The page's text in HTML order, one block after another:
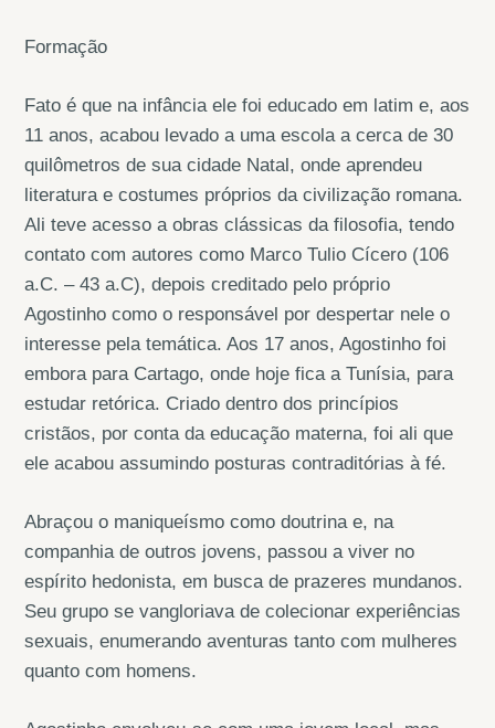
Formação
Fato é que na infância ele foi educado em latim e, aos
11 anos, acabou levado a uma escola a cerca de 30
quilômetros de sua cidade Natal, onde aprendeu
literatura e costumes próprios da civilização romana.
Ali teve acesso a obras clássicas da filosofia, tendo
contato com autores como Marco Tulio Cícero (106
a.C. – 43 a.C), depois creditado pelo próprio
Agostinho como o responsável por despertar nele o
interesse pela temática. Aos 17 anos, Agostinho foi
embora para Cartago, onde hoje fica a Tunísia, para
estudar retórica. Criado dentro dos princípios
cristãos, por conta da educação materna, foi ali que
ele acabou assumindo posturas contraditórias à fé.
Abraçou o maniqueísmo como doutrina e, na
companhia de outros jovens, passou a viver no
espírito hedonista, em busca de prazeres mundanos.
Seu grupo se vangloriava de colecionar experiências
sexuais, enumerando aventuras tanto com mulheres
quanto com homens.